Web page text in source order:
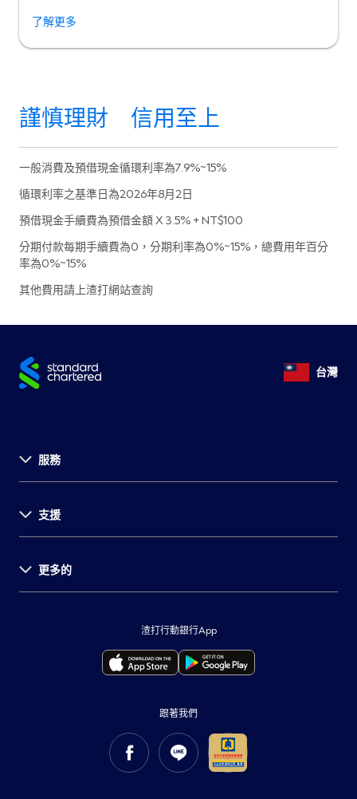
了解更多
謹慎理財 信用至上
一般消費及預借現金循環利率為7.9%~15%
循環利率之基準日為2026年8月2日
預借現金手續費為預借金額 X 3.5% + NT$100
分期付款每期手續費為0，分期利率為0%~15%，總費用年百分
率為0%~15%
其他費用請上渣打網站查詢
台灣
服務
永續發展計畫
法定公開揭露事項
金融友善服務暨公平待客專區
支援
菁英招募
更多的
渣打行動銀行App
跟著我們